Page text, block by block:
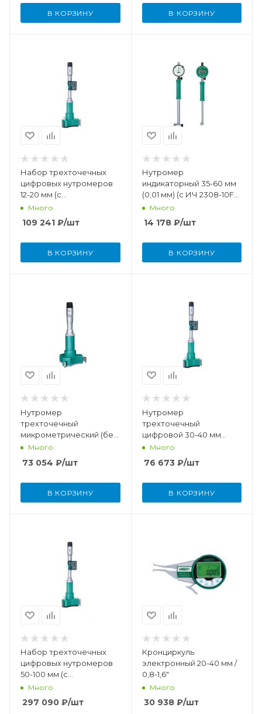
В КОРЗИНУ В КОРЗИНУ
Набор трехточечных
цифровых нутромеров
12-20 мм (с
установочным кольцом)
Много
109 241 ₽/шт
В КОРЗИНУ
Нутромер
индикаторный 35-60 мм
(0,01 мм) (с ИЧ 2308-10FA,
без установочного
Много
14 178₽/шт
В КОРЗИНУ
Нутромер
трехточечный
микрометрический (без
установочного кольца)
125-150 мм (0,005 мм)
Много
73 054 ₽/шт
В КОРЗИНУ
Нутромер
трехточечный
цифровой 30-40 мм
(0,001 мм) IP65
Много
76 673₽/шт
В КОРЗИНУ
Набор трехточечных
цифровых нутромеров
50-100 мм (с
установочными
Много
297 090 ₽/шт
Кронциркуль
электронный 20-40 мм /
0,8-1,6"
Много
30 938₽/шт